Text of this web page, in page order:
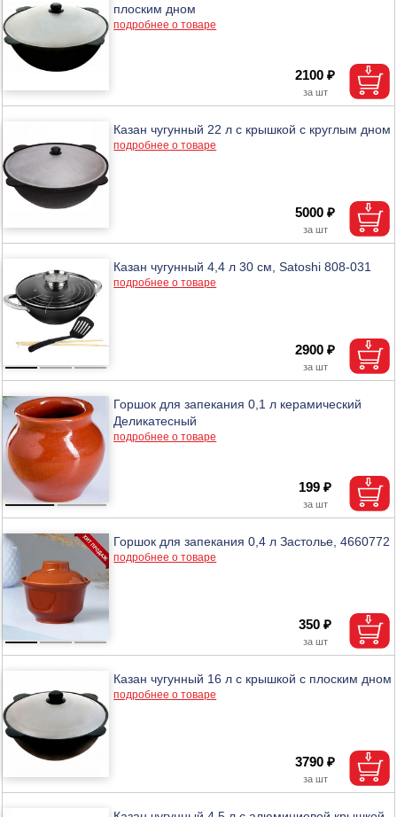
плоским дном
подробнее о товаре
2100 ₽
Казан чугунный 22 л с крышкой с круглым дном
подробнее о товаре
5000 ₽
Казан чугунный 4,4 л 30 см, Satoshi 808-031
подробнее о товаре
2900 ₽
Горшок для запекания 0,1 л керамический
Деликатесный
подробнее о товаре
199 ₽
Горшок для запекания 0,4 л Застолье, 4660772
подробнее о товаре
350 ₽
Казан чугунный 16 л с крышкой с плоским дном
подробнее о товаре
3790 ₽